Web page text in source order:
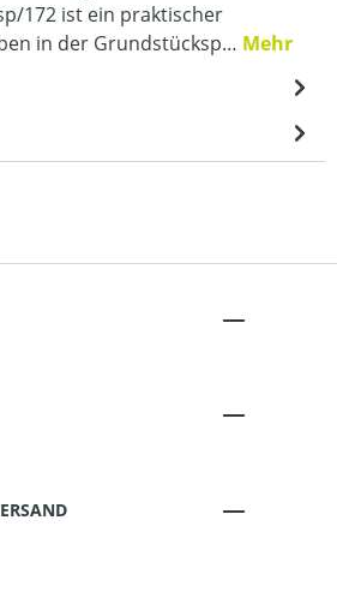
172 ist ein praktischer
in der Grundstücksp… Mehr